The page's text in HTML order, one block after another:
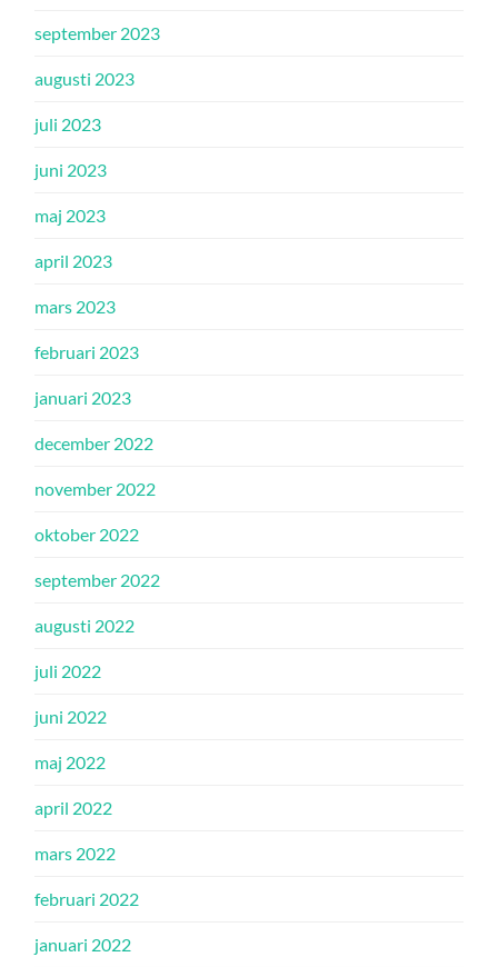
september 2023
augusti 2023
juli 2023
juni 2023
maj 2023
april 2023
mars 2023
februari 2023
januari 2023
december 2022
november 2022
oktober 2022
september 2022
augusti 2022
juli 2022
juni 2022
maj 2022
april 2022
mars 2022
februari 2022
januari 2022